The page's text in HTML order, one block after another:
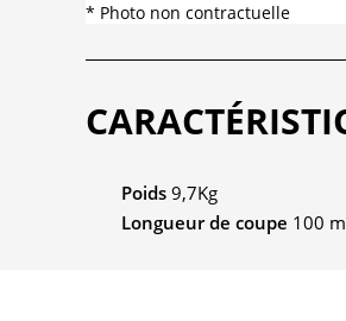
* Photo non contractuelle
Poids 9,7Kg
Longueur de coupe 100